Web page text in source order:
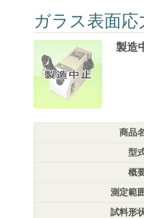
ガラス表面
製造
商品
型
概
測定範囲
試料形